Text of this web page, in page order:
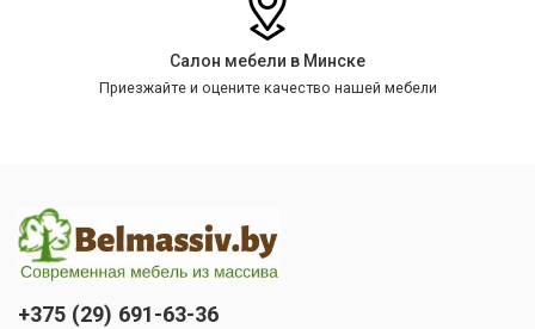
Салон мебели в Минске
Приезжайте и оцените качество нашей мебели
+375 (29) 691-63-36